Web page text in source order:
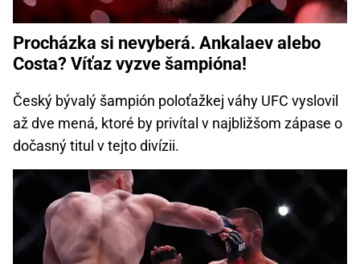
Procházka si nevyberá. Ankalaev alebo
Costa? Víťaz vyzve šampióna!
Český bývalý šampión poloťažkej váhy UFC vyslovil
až dve mená, ktoré by privítal v najbližšom zápase o
dočasný titul v tejto divízii.